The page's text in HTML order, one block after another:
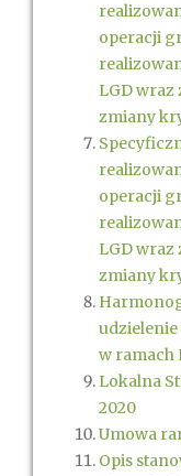
operacji
LGD wraz
zmiany
operacji
LGD wraz
zmiany
w ramach
Lokalna
2020
Umowa
Opis